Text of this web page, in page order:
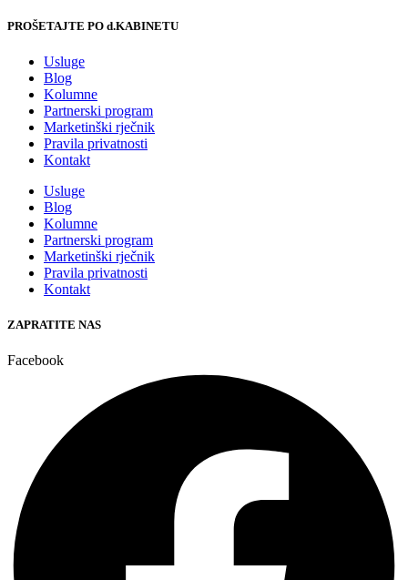
PROŠETAJTE PO d.KABINETU
Usluge
Blog
Kolumne
Partnerski program
Marketinški rječnik
Pravila privatnosti
Kontakt
Usluge
Blog
Kolumne
Partnerski program
Marketinški rječnik
Pravila privatnosti
Kontakt
ZAPRATITE NAS
Facebook